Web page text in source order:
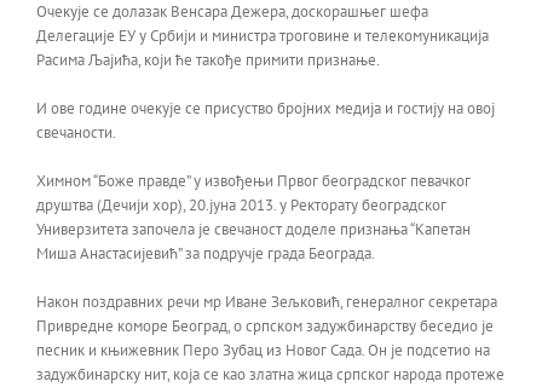
Очекује се долазак Венсара Дежера, доскорашњег шефа
Делегације ЕУ у Србији и министра троговине и телекомуникација
Расима Љајића, који ће такође примити признање.
И ове године очекује се присуство бројних медија и гостију на овој
свечаности.
Химном “Боже правде” у извођењи Првог београдског певачког
друштва (Дечији хор), 20.јуна 2013. у Ректорату београдског
Универзитета започела је свечаност доделе признања “Капетан
Миша Анастасијевић” за подручје града Београда.
Након поздравних речи мр Иване Зељковић, генералног секретара
Привредне коморе Београд, о српском задужбинарству беседио је
песник и књижевник Перо Зубац из Новог Сада. Он је подсетио на
задужбинарску нит, која се као златна жица српског народа протеже